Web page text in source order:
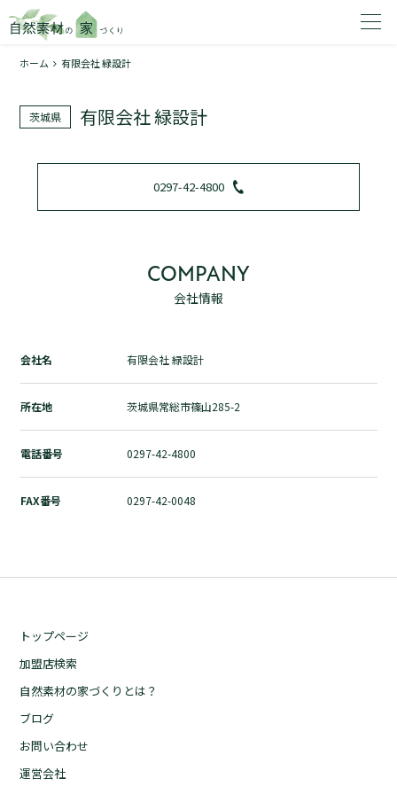
1
トップページ
加盟店検索
自然素材の家づくりとは？
運営会社
ホーム 有限会社 緑設計
茨城県 有限会社 緑設計
0297-42-4800
COMPANY
会社情報
会社名 有限会社 緑設計
所在地 茨城県常総市篠山285-2
電話番号 0297-42-4800
FAX番号 0297-42-0048
トップページ
加盟店検索
自然素材の家づくりとは？
ブログ
お問い合わせ
運営会社